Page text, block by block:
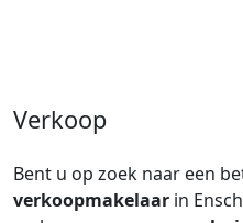
Verkoop
Bent u op zoek naar een
verkoopmakelaar in